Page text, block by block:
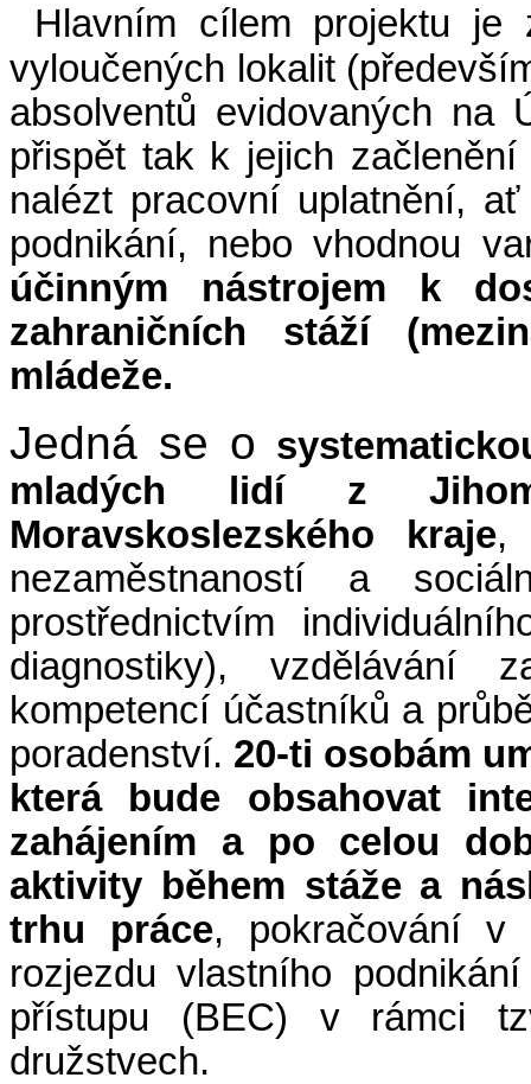
Hlavním cílem projektu je
vyloučených lokalit
absolventů evidovaných
přispět tak k jejich
nalézt pracovní uplatnění,
podnikání, nebo vhodnou
účinným nástrojem k
zahraničních stáží
mládeže.
Jedná se o
mladých lidí z
Moravskoslezského kraje,
nezaměstnaností a
prostřednictvím
diagnostiky), vzdělávání
kompetencí účastníků a
poradenství. 20-ti osobám
která bude obsahovat
zahájením a po celou
aktivity během stáže a
trhu práce, pokračování v
rozjezdu vlastního
přístupu (BEC) v rámci
družstvech.